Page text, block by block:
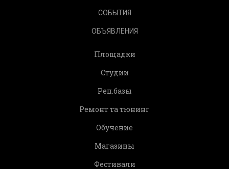
СОБЫТИЯ
ОБЪЯВЛЕНИЯ
Площадки
Студии
Реп.базы
Ремонт та тюнинг
Обучение
Магазины
Фестивали